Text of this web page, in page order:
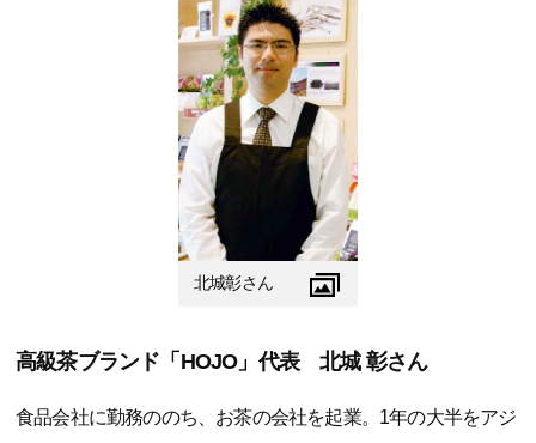
北城彰さん
高級茶ブランド「HOJO」代表 北城 彰さん
食品会社に勤務ののち、お茶の会社を起業。1年の大半をアジ